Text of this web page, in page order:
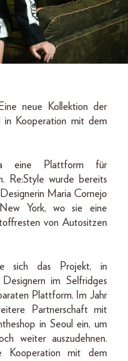
neue Kollektion der
in Kooperation mit dem
eine Plattform für
Re:Style wurde bereits
Maria Cornejo
York, wo sie eine
von Autositzen
sich das Projekt, in
im Selfridges
Plattform. Im Jahr
Partnerschaft mit
in Seoul ein, um
weiter auszudehnen.
mit dem